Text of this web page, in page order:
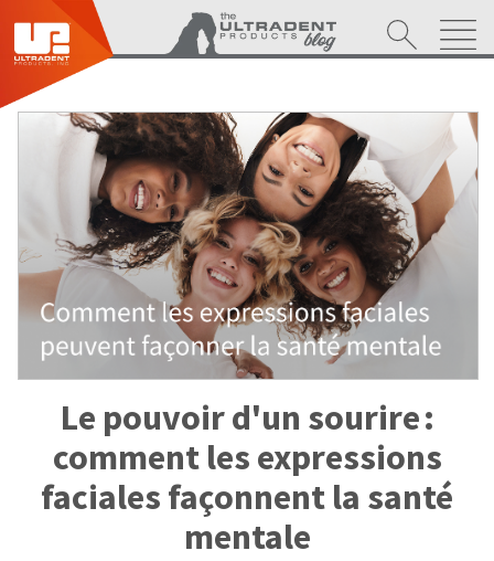
Le pouvoir d'un sourire :
comment les expressions
faciales façonnent la santé
mentale